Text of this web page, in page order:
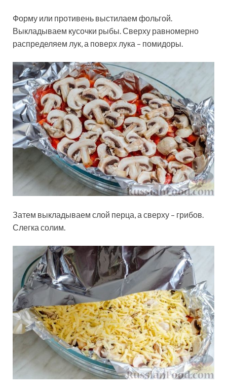
Форму или противень выстилаем фольгой.
Выкладываем кусочки рыбы. Сверху равномерно
распределяем лук, а поверх лука – помидоры.
Затем выкладываем слой перца, а сверху – грибов.
Слегка солим.